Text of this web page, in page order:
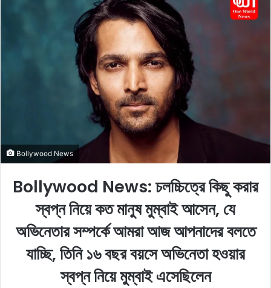
a
m
a
Bollywood News
Bollywood News: চলচ্চিত্রে কিছু করার
স্বপ্ন নিয়ে কত মানুষ মুম্বাই আসেন, যে
অভিনেতার সম্পর্কে আমরা আজ আপনাদের বলতে
যাচ্ছি, তিনি ১৬ বছর বয়সে অভিনেতা হওয়ার
স্বপ্ন নিয়ে মুম্বাই এসেছিলেন